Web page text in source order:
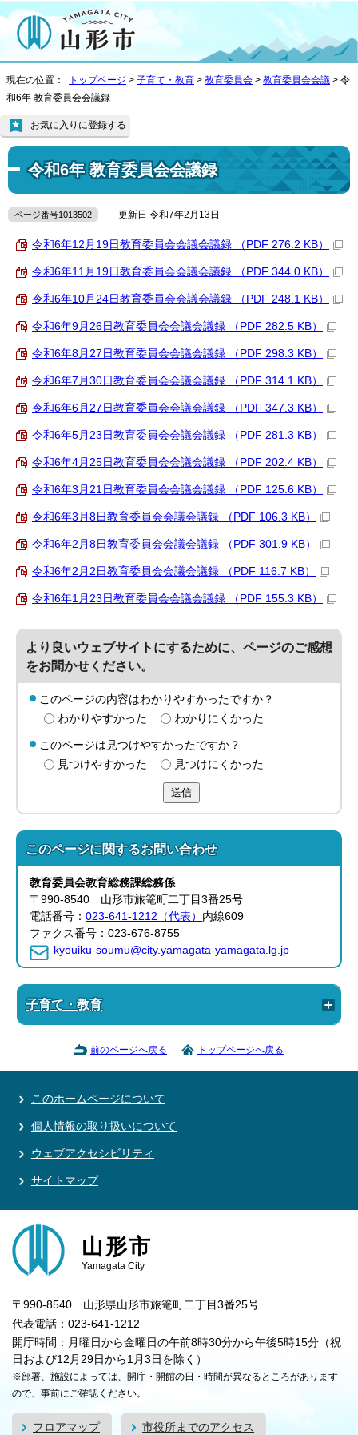
現在の位置： トップページ > 子育て・教育 > 教育委員会 > 教育委員会会議 > 令
和6年 教育委員会会議録
令和6年 教育委員会会議録
お気に入りに登録する
ページ番号1013502 更新日 令和7年2月13日
令和6年12月19日教育委員会会議会議録 （PDF 276.2 KB）
令和6年11月19日教育委員会会議会議録 （PDF 344.0 KB）
令和6年10月24日教育委員会会議会議録 （PDF 248.1 KB）
令和6年9月26日教育委員会会議会議録 （PDF 282.5 KB）
令和6年8月27日教育委員会会議会議録 （PDF 298.3 KB）
令和6年7月30日教育委員会会議会議録 （PDF 314.1 KB）
令和6年6月27日教育委員会会議会議録 （PDF 347.3 KB）
令和6年5月23日教育委員会会議会議録 （PDF 281.3 KB）
令和6年4月25日教育委員会会議会議録 （PDF 202.4 KB）
令和6年3月21日教育委員会会議会議録 （PDF 125.6 KB）
令和6年3月8日教育委員会会議会議録 （PDF 106.3 KB）
令和6年2月8日教育委員会会議会議録 （PDF 301.9 KB）
令和6年2月2日教育委員会会議会議録 （PDF 116.7 KB）
令和6年1月23日教育委員会会議会議録 （PDF 155.3 KB）
より良いウェブサイトにするために、ページのご感想
をお聞かせください。
このページの内容はわかりやすかったですか？
わかりやすかった
わかりにくかった
このページは見つけやすかったですか？
見つけやすかった
見つけにくかった
送信
このページに関するお問い合わせ
教育委員会教育総務課総務係
〒990-8540 山形市旅篭町二丁目3番25号
電話番号：023-641-1212（代表） 内線609
ファクス番号：023-676-8755
kyouiku-soumu@city.yamagata-yamagata.lg.jp
子育て・教育
前のページへ戻る トップページへ戻る
このホームページについて
個人情報の取り扱いについて
ウェブアクセシビリティ
サイトマップ
山形市
Yamagata City
〒990-8540 山形県山形市旅篭町二丁目3番25号
代表電話：023-641-1212
開庁時間：月曜日から金曜日の午前8時30分から午後5時15分（祝
日および12月29日から1月3日を除く）
※部署、施設によっては、開庁・開館の日・時間が異なるところがあります
ので、事前にご確認ください。
フロアマップ 市役所までのアクセス